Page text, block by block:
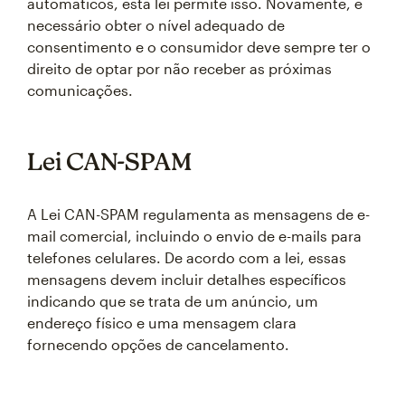
necessário obter o nível adequado de
consentimento e o consumidor deve sempre ter o
direito de optar por não receber as próximas
comunicações.
Lei CAN-SPAM
A Lei CAN-SPAM regulamenta as mensagens de e-
mail comercial, incluindo o envio de e-mails para
telefones celulares. De acordo com a lei, essas
mensagens devem incluir detalhes específicos
indicando que se trata de um anúncio, um
endereço físico e uma mensagem clara
fornecendo opções de cancelamento.